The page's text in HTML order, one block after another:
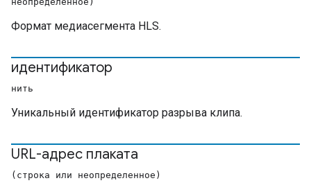
Формат медиасегмента HLS.
идентификатор
нить
Уникальный идентификатор разрыва клипа.
URL-адрес плаката
(строка или неопределенное)